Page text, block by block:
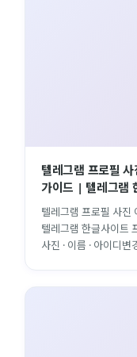
텔레그램 프로필
가이드 | 텔레그램
텔레그램 프로필 사진
텔레그램 한글사이트
사진 · 이름 · 아이디